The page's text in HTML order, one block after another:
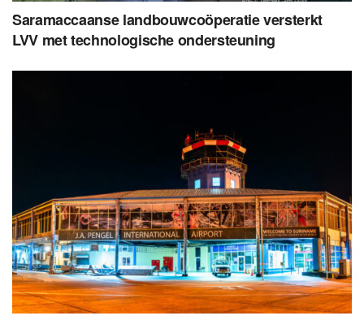
Saramaccaanse landbouwcoöperatie versterkt
LVV met technologische ondersteuning